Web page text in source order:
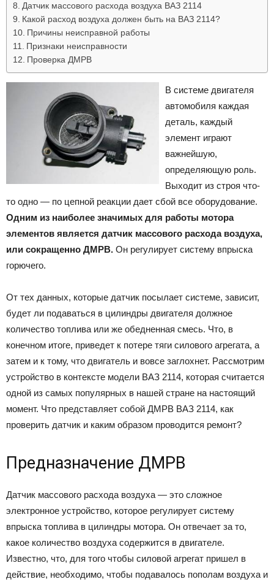
Датчик массового расхода воздуха ВАЗ 2114
Какой расход воздуха должен быть на ВАЗ 2114?
Причины неисправной работы
Признаки неисправности
Проверка ДМРВ
В системе двигателя
автомобиля каждая
деталь, каждый
элемент играют
важнейшую,
определяющую роль.
Выходит из строя что-
то одно — по цепной реакции дает сбой все оборудование.
Одним из наиболее значимых для работы мотора
элементов является датчик массового расхода воздуха,
или сокращенно ДМРВ. Он регулирует систему впрыска
горючего.
От тех данных, которые датчик посылает системе, зависит,
будет ли подаваться в цилиндры двигателя должное
количество топлива или же обедненная смесь. Что, в
конечном итоге, приведет к потере тяги силового агрегата, а
затем и к тому, что двигатель и вовсе заглохнет. Рассмотрим
устройство в контексте модели ВАЗ 2114, которая считается
одной из самых популярных в нашей стране на настоящий
момент. Что представляет собой ДМРВ ВАЗ 2114, как
проверить датчик и каким образом проводится ремонт?
Предназначение ДМРВ
Датчик массового расхода воздуха — это сложное
электронное устройство, которое регулирует систему
впрыска топлива в цилиндры мотора. Он отвечает за то,
какое количество воздуха содержится в двигателе.
Известно, что, для того чтобы силовой агрегат пришел в
действие, необходимо, чтобы подавалось пополам воздуха и